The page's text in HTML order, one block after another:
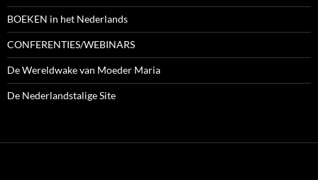
BOEKEN in het Nederlands
CONFERENTIES/WEBINARS
De Wereldwake van Moeder Maria
De Nederlandstalige Site